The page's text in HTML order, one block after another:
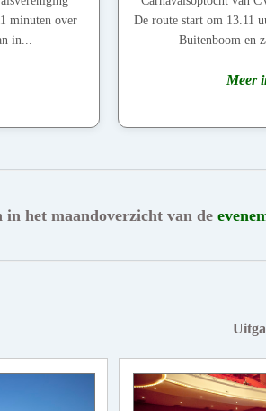
minuten over
in...
De route start om 13.11
Buitenboom en
Meer
het maandoverzicht van de